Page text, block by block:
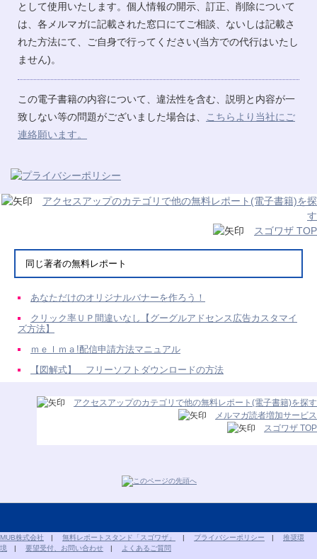
として使用いたします。個人情報の開示、訂正、削除について
は、各メルマガに記載された窓口にてご相談、ないしは記載さ
れた方法にて、ご自身で行ってください(当方での代行はいたし
ません)。
この電子書籍の内容について、違法性を含む、説明と内容が一
致しない等の問題がございました場合は、
こちらより当社にご
連絡願います。
アクセスアップのカテゴリで他の無料レポート(電子書籍)を探
す
スゴワザ TOP
同じ著者の無料レポート
あなただけのオリジナルバナーを作ろう！
クリック率ＵＰ間違いなし【グーグルアドセンス広告カスタマイ
ズ方法】
ｍｅｌｍａ!配信申請方法マニュアル
【図解式】 フリーソフトダウンロードの方法
アクセスアップのカテゴリで他の無料レポート(電子書籍)を探す
メルマガ読者増加サービス
スゴワザ TOP
MUB株式会社 | 無料レポートスタンド「スゴワザ」 | プライバシーポリシー | 推奨環
境 | 要望受付、お問い合わせ | よくあるご質問